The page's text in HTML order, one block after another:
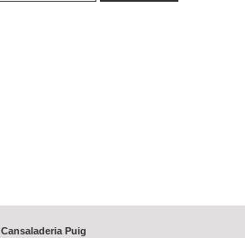
Cansaladeria Puig